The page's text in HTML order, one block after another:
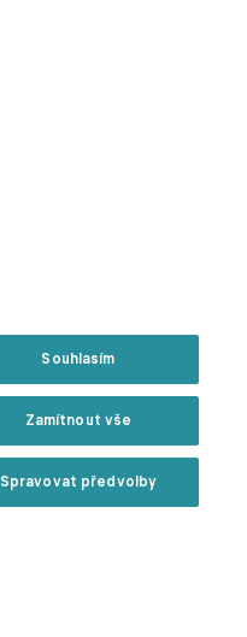
Souhlasím
Zamítnout vše
Spravovat předvolby